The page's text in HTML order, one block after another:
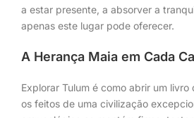
a estar presente, a absorver a
apenas este lugar pode oferecer.
A Herança Maia em Cada
Explorar Tulum é como abrir um livro
os feitos de uma civilização